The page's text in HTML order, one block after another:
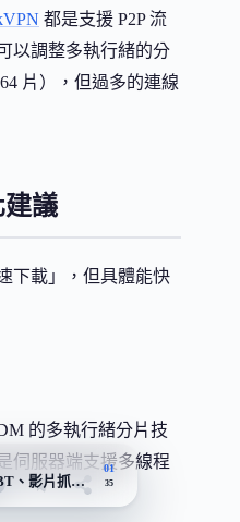
都是支援 P2P 流
以調整多執行緒的分
片），但過多的連線
建議
下載」，但具體能快
的多執行緒分片技
伺服器端支援多線程
、影片抓取塞進同一套
01
35